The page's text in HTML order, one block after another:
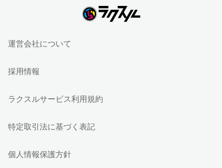
運営会社について
採用情報
ラクスルサービス利用規約
特定取引法に基づく表記
個人情報保護方針